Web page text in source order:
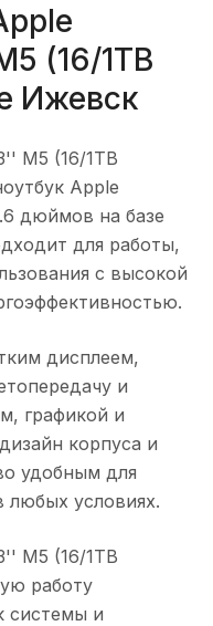
(16/1TB
Ижевск
M5 (16/1TB
Apple
дюймов на базе
для работы,
с высокой
дисплеем,
и
графикой и
корпуса и
удобным для
любых условиях.
M5 (16/1TB
работу
системы и